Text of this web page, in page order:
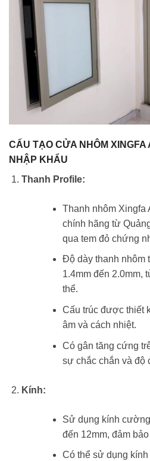
CẤU TẠO CỬA NHÔM XINGFA
NHẬP KHẨU
Thanh Profile:
Thanh nhôm Xingfa
chính hãng từ
qua tem đỏ chứng
Độ dày thanh nhôm
1.4mm đến 2.0mm,
thể.
Cấu trúc được thiết
âm và cách nhiệt.
Có gân tăng cứng
sự chắc chắn và độ
Kính:
Sử dụng kính
đến 12mm, đảm
Có thể sử dụng